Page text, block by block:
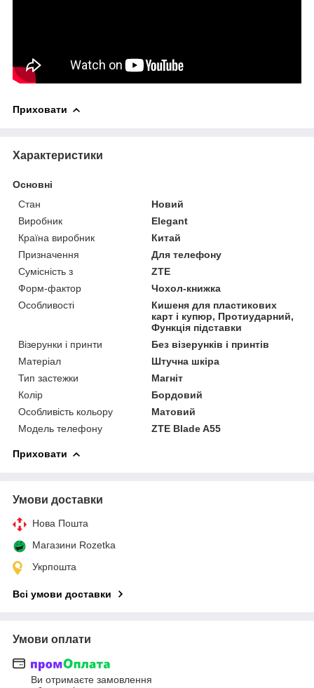
Приховати
Характеристики
Основні
Стан
Новий
Виробник
Elegant
Країна виробник
Китай
Призначення
Для телефону
Сумісність з
ZTE
Форм-фактор
Чохол-книжка
Особливості
Кишеня для пластикових
карт і купюр, Протиударний,
Функція підставки
Візерунки і принти
Без візерунків і принтів
Матеріал
Штучна шкіра
Тип застежки
Магніт
Колір
Бордовий
Особливість кольору
Матовий
Модель телефону
ZTE Blade A55
Приховати
Умови доставки
Нова Пошта
Магазини Rozetka
Укрпошта
Всі умови доставки
Умови оплати
Ви отримаєте замовлення